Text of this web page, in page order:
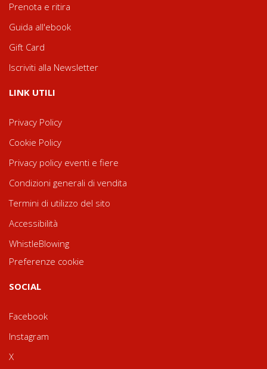
Prenota e ritira
Guida all'ebook
Gift Card
Iscriviti alla Newsletter
LINK UTILI
Privacy Policy
Cookie Policy
Privacy policy eventi e fiere
Condizioni generali di vendita
Termini di utilizzo del sito
Accessibilità
WhistleBlowing
Preferenze cookie
SOCIAL
Facebook
Instagram
X